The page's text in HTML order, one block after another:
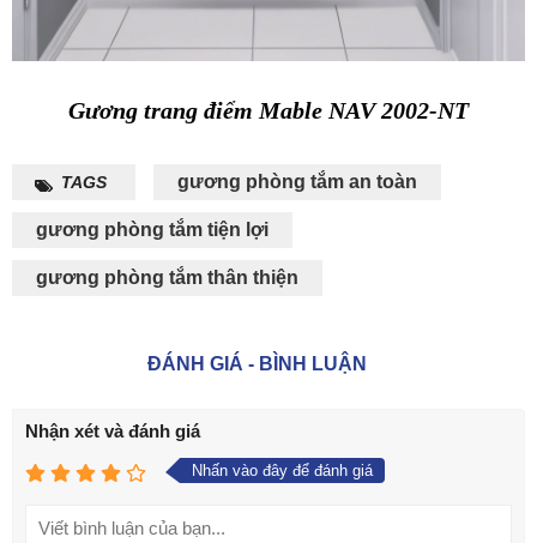
Gương trang điểm Mable NAV 2002-NT
TAGS gương phòng tắm an toàn
gương phòng tắm tiện lợi
gương phòng tắm thân thiện
ĐÁNH GIÁ - BÌNH LUẬN
Nhận xét và đánh giá
Nhấn vào đây để đánh giá